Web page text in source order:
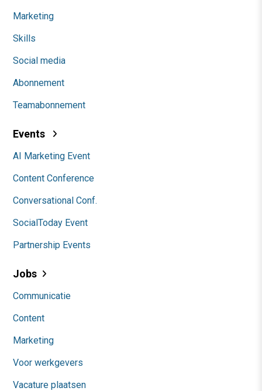
Marketing
Skills
Social media
Abonnement
Teamabonnement
Events
AI Marketing Event
Content Conference
Conversational Conf.
SocialToday Event
Partnership Events
Jobs
Communicatie
Content
Marketing
Voor werkgevers
Vacature plaatsen